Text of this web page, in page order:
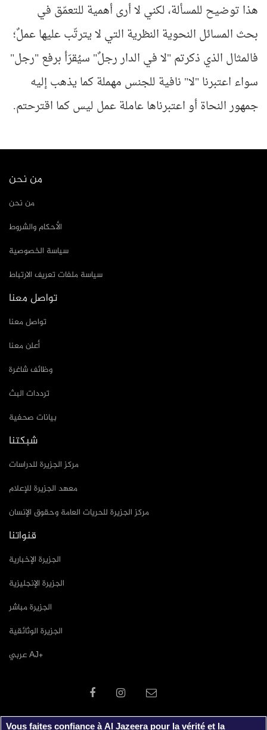
هذا توضيح للمسألة، لكني لا أرى أهمية للتعمّق في
بحث المسائل النحوية النظرية التي لا يترتّب عليها عملٌ؛
فالمثال الذي ذكرتم "لا في الدار رجلٌ" سيُقرَأ برفع "رجل"
سواء اعتبرنا "لا" نافية للجنس مهملة كما يذهب إليه
جمهور النحاة أو اعتبرناها عاملة عمل ليس كما اقترحتم.
من نحن
من نحن
الأحكام والشروط
سياسة الخصوصية
سياسة ملفات تعريف الارتباط
تواصل معنا
تواصل معنا
أعلن معنا
وظائف شاغرة
ترددات البث
بيانات صحفية
شبكتنا
مركز الجزيرة للدراسات
معهد الجزيرة للإعلام
مركز الجزيرة للحريات العامة وحقوق الإنسان
قنواتنا
الجزيرة الإخبارية
الجزيرة الإنجليزية
الجزيرة مباشر
الجزيرة الوثائقية
عربي AJ+